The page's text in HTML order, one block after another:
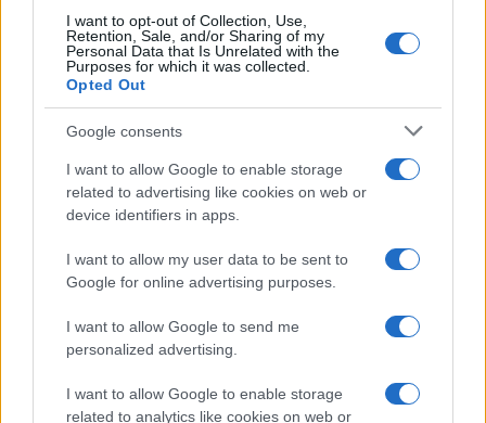
I want to opt-out of Collection, Use,
Retention, Sale, and/or Sharing of my
Personal Data that Is Unrelated with the
Purposes for which it was collected.
Opted Out
Google consents
I want to allow Google to enable storage
related to advertising like cookies on web or
device identifiers in apps.
I want to allow my user data to be sent to
Google for online advertising purposes.
I want to allow Google to send me
personalized advertising.
I want to allow Google to enable storage
related to analytics like cookies on web or
Guarda caso, l’Onu si è subito schierata contro chi
ha ordito queste esplosioni. “Penso che sia molto
importante che ci sia un controllo efficace degli
oggetti civili, non trasformarli in armi, questa
dovrebbe essere una regola che i governi
dovrebbero essere in grado di attuare”, ha
affermato Guterres. Il Consiglio di sicurezza
delle Nazioni Unite convocherà una riunione di
emergenza venerdì pomeriggio.
Israele intanto sta spostando le sue truppe verso
il sud del Libano. “Stiamo entrando in una nuova
difesa Yoav Gallant. La conferma arriva anche dal